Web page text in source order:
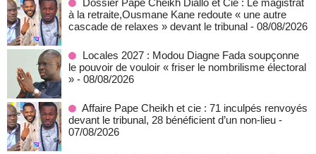
Dossier Pape Cheikh Diallo et Cie : Le magistrat
à la retraite,Ousmane Kane redoute « une autre
cascade de relaxes » devant le tribunal - 08/08/2026
Locales 2027 : Modou Diagne Fada soupçonne
le pouvoir de vouloir « friser le nombrilisme électoral
» - 08/08/2026
Affaire Pape Cheikh et cie : 71 inculpés renvoyés
devant le tribunal, 28 bénéficient d’un non-lieu -
07/08/2026